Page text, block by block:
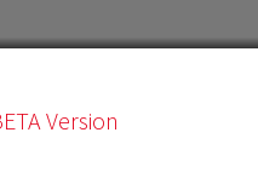
Version